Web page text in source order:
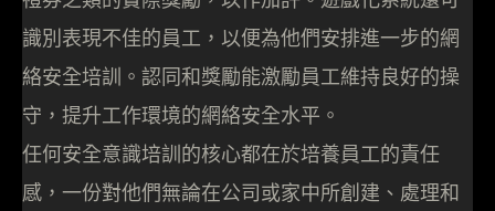
識別表現不佳的員工，以便為他們安排進一步的網
絡安全培訓。認同和獎勵能激勵員工維持良好的操
守，提升工作環境的網絡安全水平。
任何安全意識培訓的核心都在於培養員工的責任
感，一份對他們無論在公司或家中所創建、處理和